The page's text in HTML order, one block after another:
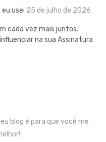
eu usei 25 de julho de 2026
cada vez mais juntos.
na sua Assinatura
blog é para que você me